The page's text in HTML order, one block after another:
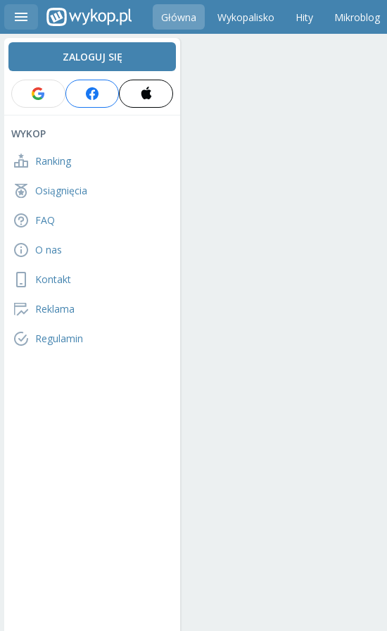
Główna Wykopalisko Hity Mikroblog
ZALOGUJ SIĘ
WYKOP
Ranking
Osiągnięcia
FAQ
O nas
Kontakt
Reklama
Regulamin